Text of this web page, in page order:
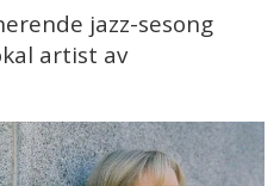
jazz-sesong
artist av